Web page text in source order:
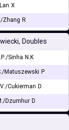
X.
Zhang R.
Doubles
Sinha N.K.
Matuszewski P.
Cukierman D.
Dzumhur D.